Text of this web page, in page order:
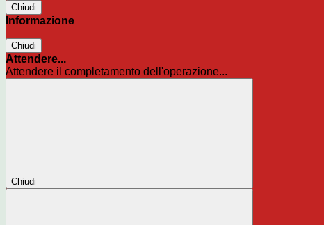
Chiudi
Informazione
Chiudi
Attendere...
Attendere il completamento dell'operazione...
Chiudi